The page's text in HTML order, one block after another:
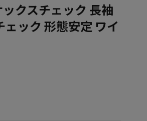
クスチェック 長袖
ック 形態安定 ワイ